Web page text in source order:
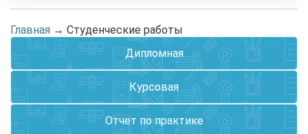
Главная → Студенческие работы
Дипломная
Курсовая
Отчет по практике